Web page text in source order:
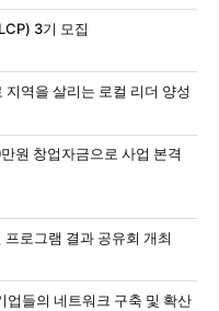
3기 모집
역을 살리는 로컬 리더 양성
원 창업자금으로 사업 본격
로그램 결과 공유회 개최
들의 네트워크 구축 및 확산